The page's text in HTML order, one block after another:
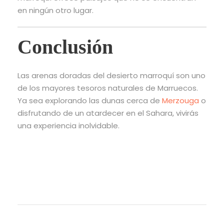
en ningún otro lugar.
Conclusión
Las arenas doradas del desierto marroquí son uno
de los mayores tesoros naturales de Marruecos.
Ya sea explorando las dunas cerca de Merzouga o
disfrutando de un atardecer en el Sahara, vivirás
una experiencia inolvidable.